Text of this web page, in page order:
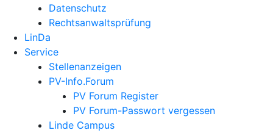
Datenschutz
Rechtsanwalts­prüfung
LinDa
Service
Stellenanzeigen
PV-Info.Forum
PV Forum Register
PV Forum-Passwort vergessen
Linde Campus